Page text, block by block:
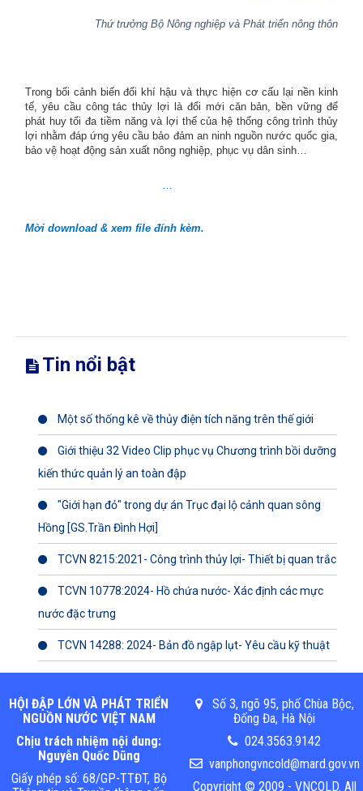
Thứ trưởng Bộ Nông nghiệp và Phát triển nông thôn
Trong bối cảnh biến đổi khí hậu và thực hiện cơ cấu lại nền kinh
tế, yêu cầu công tác thủy lợi là đổi mới căn bản, bền vững để
phát huy tối đa tiềm năng và lợi thế của hệ thống công trình thủy
lợi nhằm đáp ứng yêu cầu bảo đảm an ninh nguồn nước quốc gia,
bảo vệ hoạt động sản xuất nông nghiệp, phục vụ dân sinh…
Mời download & xem file đính kèm.
Tin nổi bật
Một số thống kê về thủy điện tích năng trên thế giới
Giới thiệu 32 Video Clip phục vụ Chương trình bồi dưỡng
kiến thức quản lý an toàn đập
"Giới hạn đỏ" trong dự án Trục đại lộ cảnh quan sông
Hồng [GS.Trần Đình Hợi]
TCVN 8215:2021- Công trình thủy lợi- Thiết bị quan trắc
TCVN 10778:2024- Hồ chứa nước- Xác định các mực
nước đặc trưng
TCVN 14288: 2024- Bản đồ ngập lụt- Yêu cầu kỹ thuật
HỘI ĐẬP LỚN VÀ PHÁT TRIỂN
NGUỒN NƯỚC VIỆT NAM
Chịu trách nhiệm nội dung:
Nguyễn Quốc Dũng
Giấy phép số: 68/GP-TTĐT, Bộ
Số 3, ngõ 95, phố Chùa Bộc,
Đống Đa, Hà Nội
024.3563.9142
vanphongvncold@mard.gov.vn
Copyright © 2009 - VNCOLD. All